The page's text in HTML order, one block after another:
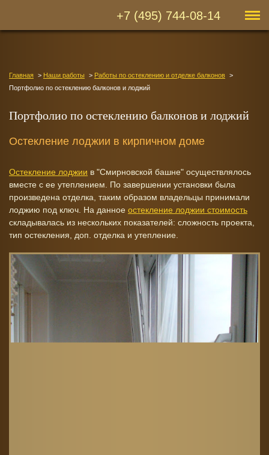
+7 (495) 744-08-14
Главная Наши работы
Работы по остеклению и отделке балконов
Портфолио по остеклению балконов и лоджий
Портфолио по остеклению балконов и лоджий
Остекление лоджии в кирпичном доме
Остекление лоджии в "Смирновской башне" осуществлялось
вместе с ее утеплением. По завершении установки была
произведена отделка, таким образом владельцы принимали
лоджию под ключ. На данное остекление лоджии стоимость
складывалась из нескольких показателей: сложность проекта,
тип остекления, доп. отделка и утепление.